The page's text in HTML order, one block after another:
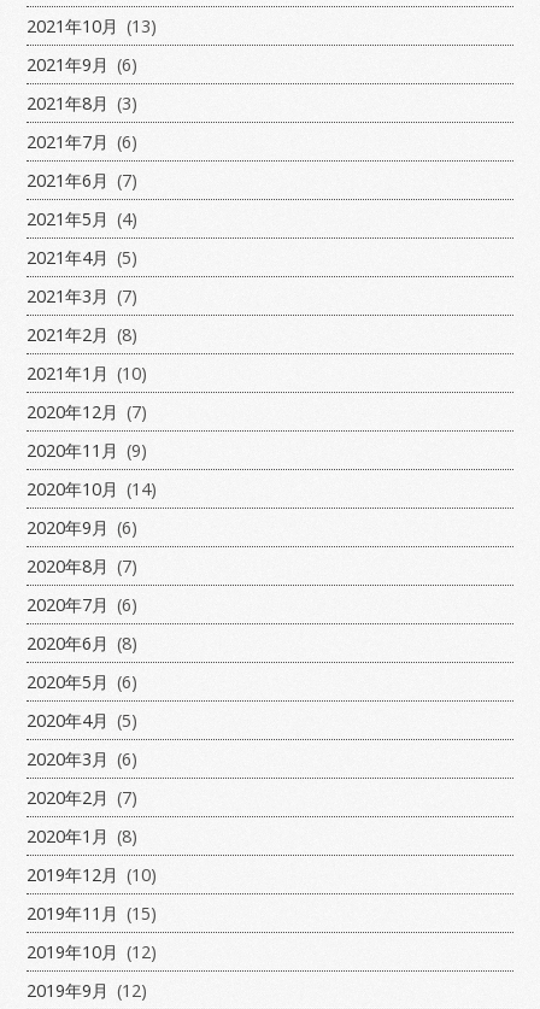
2021年10月 (13)
2021年9月 (6)
2021年8月 (3)
2021年7月 (6)
2021年6月 (7)
2021年5月 (4)
2021年4月 (5)
2021年3月 (7)
2021年2月 (8)
2021年1月 (10)
2020年12月 (7)
2020年11月 (9)
2020年10月 (14)
2020年9月 (6)
2020年8月 (7)
2020年7月 (6)
2020年6月 (8)
2020年5月 (6)
2020年4月 (5)
2020年3月 (6)
2020年2月 (7)
2020年1月 (8)
2019年12月 (10)
2019年11月 (15)
2019年10月 (12)
2019年9月 (12)